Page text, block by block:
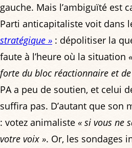
gauche. Mais l’ambiguïté est
Parti anticapitaliste voit dans
stratégique » : dépolitiser la
faute à l’heure où la situation
forte du bloc réactionnaire et
PA a peu de soutien, et celui
suffira pas. D’autant que son
: votez animaliste « si vous ne
votre voix ». Or, les sondages